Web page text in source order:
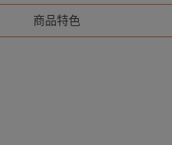
商品特色